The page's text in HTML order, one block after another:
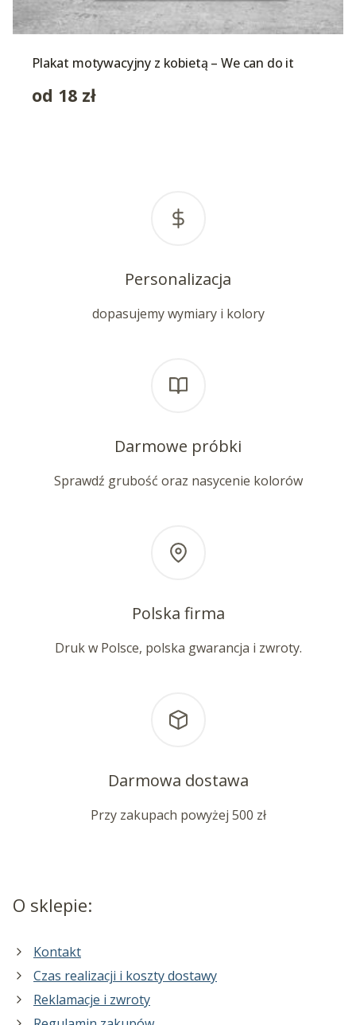
Plakat motywacyjny z kobietą – We can do it
od 18 zł
Personalizacja
dopasujemy wymiary i kolory
Darmowe próbki
Sprawdź grubość oraz nasycenie kolorów
Polska firma
Druk w Polsce, polska gwarancja i zwroty.
Darmowa dostawa
Przy zakupach powyżej 500 zł
O sklepie:
Kontakt
Czas realizacji i koszty dostawy
Reklamacje i zwroty